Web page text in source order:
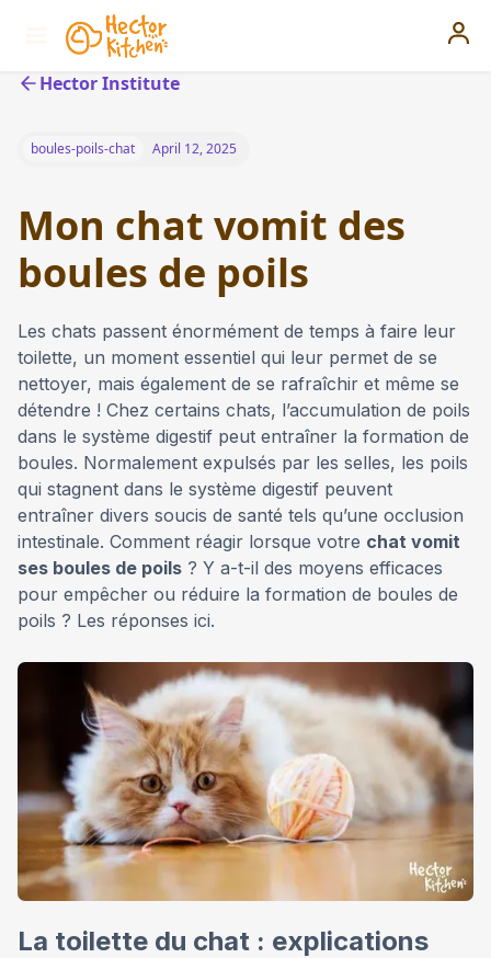
Hector Institute
boules-poils-chat April 12, 2025
Mon chat vomit des
boules de poils
Les chats passent énormément de temps à faire leur
toilette, un moment essentiel qui leur permet de se
nettoyer, mais également de se rafraîchir et même se
détendre ! Chez certains chats, l’accumulation de poils
dans le système digestif peut entraîner la formation de
boules. Normalement expulsés par les selles, les poils
qui stagnent dans le système digestif peuvent
entraîner divers soucis de santé tels qu’une occlusion
intestinale. Comment réagir lorsque votre chat vomit
ses boules de poils ? Y a-t-il des moyens efficaces
pour empêcher ou réduire la formation de boules de
poils ? Les réponses ici.
La toilette du chat : explications